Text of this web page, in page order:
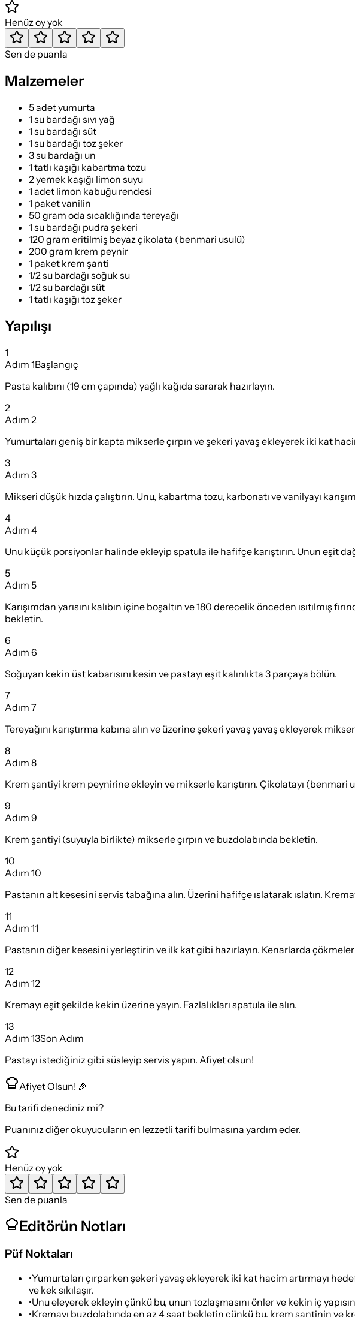
Henüz oy yok
Sen de puanla
Malzemeler
5 adet yumurta
1 su bardağı sıvı yağ
1 su bardağı süt
1 su bardağı toz şeker
3 su bardağı un
1 tatlı kaşığı kabartma tozu
2 yemek kaşığı limon suyu
1 adet limon kabuğu rendesi
1 paket vanilin
50 gram oda sıcaklığında tereyağı
1 su bardağı pudra şekeri
120 gram eritilmiş beyaz çikolata (benmari usulü)
200 gram krem peynir
1 paket krem şanti
1/2 su bardağı soğuk su
1/2 su bardağı süt
1 tatlı kaşığı toz şeker
Yapılışı
1
Adım 1Başlangıç
Pasta kalıbını (19 cm çapında) yağlı kağıda sararak hazırlayın.
2
Adım 2
Yumurtaları geniş bir kapta mikserle çırpın ve şekeri yavaş ekleyerek iki kat
3
Adım 3
Mikseri düşük hızda çalıştırın. Unu, kabartma tozu, karbonatı ve vanilyayı
4
Adım 4
Unu küçük porsiyonlar halinde ekleyip spatula ile hafifçe karıştırın. Unun eşit
5
Adım 5
Karışımdan yarısını kalıbın içine boşaltın ve 180 derecelik önceden
bekletin.
6
Adım 6
Soğuyan kekin üst kabarısını kesin ve pastayı eşit kalınlıkta 3 parçaya bölün.
7
Adım 7
Tereyağını karıştırma kabına alın ve üzerine şekeri yavaş yavaş ekleyerek
8
Adım 8
Krem şantiyi krem peynirine ekleyin ve mikserle karıştırın. Çikolatayı (benmari
9
Adım 9
Krem şantiyi (suyuyla birlikte) mikserle çırpın ve buzdolabında bekletin.
10
Adım 10
Pastanın alt kesesini servis tabağına alın. Üzerini hafifçe ıslatarak ıslatın.
11
Adım 11
Pastanın diğer kesesini yerleştirin ve ilk kat gibi hazırlayın. Kenarlarda
12
Adım 12
Kremayı eşit şekilde kekin üzerine yayın. Fazlalıkları spatula ile alın.
13
Adım 13Son Adım
Pastayı istediğiniz gibi süsleyip servis yapın. Afiyet olsun!
Afiyet Olsun! 🎉
Bu tarifi denediniz mi?
Puanınız diğer okuyucuların en lezzetli tarifi bulmasına yardım eder.
Henüz oy yok
Sen de puanla
Editörün Notları
Püf Noktaları
•Yumurtaları çırparken şekeri yavaş ekleyerek iki kat hacim artırmayı
ve kek sıkılaşır.
•Unu eleyerek ekleyin çünkü bu, unun tozlaşmasını önler ve kekin iç
•Kremayı buzdolabında en az 4 saat bekletin çünkü bu, krem şantinin ve